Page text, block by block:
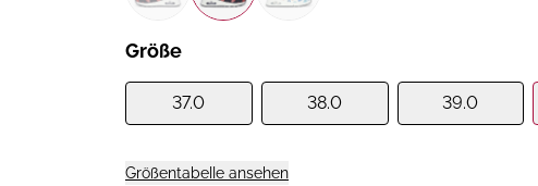
Größe
37.0 38.0 39.0
Größentabelle ansehen